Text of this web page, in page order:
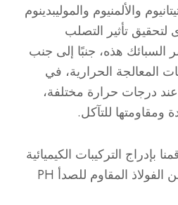
والألمنيوم والموليبدينوم
لتحقيق تأثير التصلب
السبائك هذه، جنبًا إلى جنب
المعالجة الحرارية، في
درجات حرارة مختلفة،
ومقاومتها للتآكل.
بإدراج التركيبات الكيميائية
النموذجية لثلاثة أنواع من الفولاذ المقاوم للصدأ PH